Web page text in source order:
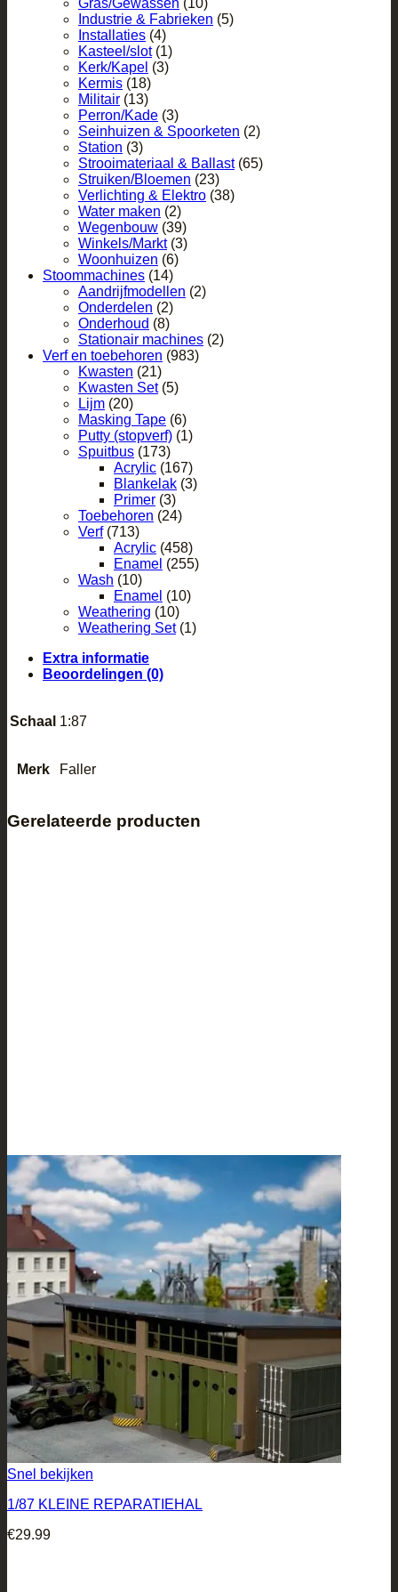
Industrie & Fabrieken (5)
Installaties (4)
Kasteel/slot (1)
Kerk/Kapel (3)
Kermis (18)
Militair (13)
Perron/Kade (3)
Seinhuizen & Spoorketen (2)
Station (3)
Strooimateriaal & Ballast (65)
Struiken/Bloemen (23)
Verlichting & Elektro (38)
Water maken (2)
Wegenbouw (39)
Winkels/Markt (3)
Woonhuizen (6)
Stoommachines (14)
Aandrijfmodellen (2)
Onderdelen (2)
Onderhoud (8)
Stationair machines (2)
Verf en toebehoren (983)
Kwasten (21)
Kwasten Set (5)
Lijm (20)
Masking Tape (6)
Putty (stopverf) (1)
Spuitbus (173)
Acrylic (167)
Blankelak (3)
Primer (3)
Toebehoren (24)
Verf (713)
Acrylic (458)
Enamel (255)
Wash (10)
Enamel (10)
Weathering (10)
Weathering Set (1)
Extra informatie
Beoordelingen (0)
Schaal 1:87
Merk Faller
Gerelateerde producten
Snel bekijken
1/87 KLEINE REPARATIEHAL
€29.99